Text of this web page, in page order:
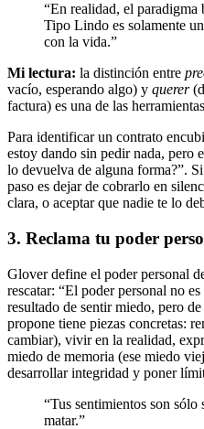
“En realidad, el paradigma
Tipo Lindo es solamente
con la vida.”
Mi lectura: la distinción entre
vacío, esperando algo) y querer
factura) es una de las
Para identificar un contrato
estoy dando sin pedir nada, pero
lo devuelva de alguna forma?”.
paso es dejar de cobrarlo en
clara, o aceptar que nadie te lo
3. Reclama tu poder
Glover define el poder personal
rescatar: “El poder personal no
resultado de sentir miedo, pero
propone tiene piezas concretas:
cambiar), vivir en la realidad,
miedo de memoria (ese miedo
desarrollar integridad y poner
“Tus sentimientos son
matar.”